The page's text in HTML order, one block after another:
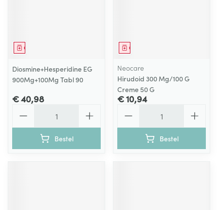
Geneesmiddel
Diosmine+Hesperidine EG
900Mg+100Mg Tabl 90
€ 40,98
Bestel
Geneesmiddel
Neocare
Hirudoid 300 Mg/100 G
Creme 50 G
€ 10,94
Bestel